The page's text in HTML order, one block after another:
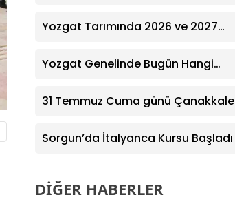
Yozgat Tarımında 2026 ve 2027
Yozgat Genelinde Bugün Hangi
Geldi
31 Temmuz Cuma günü Çanakkale
Sorgun’da İtalyanca Kursu Başladı
DİĞER HABERLER